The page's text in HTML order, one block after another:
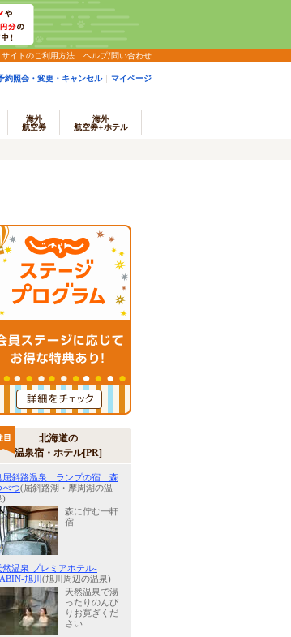
サイトのご利用方法 ヘルプ/問い合わせ
約照会・変更・キャンセル マイページ
海外
航空券
海外
航空券+ホテル
北海道の
温泉宿・ホテル[PR]
屈斜路温泉 ランプの宿 森
べつ(屈斜路湖・摩周湖の温
)
森に佇む一軒
宿
然温泉 プレミアホテル-
旭川 (旭川周辺の温泉)
天然温泉で湯
ったりのんび
りお寛ぎくだ
さい